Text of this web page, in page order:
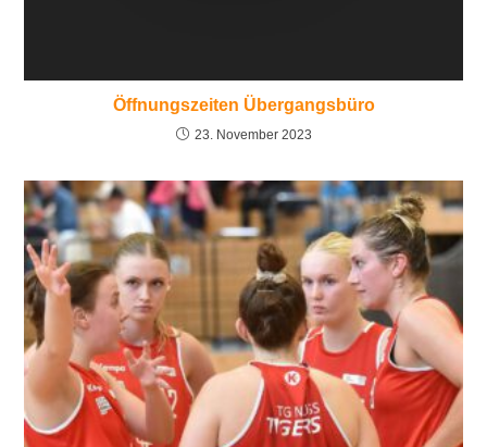
Öffnungszeiten Übergangsbüro
23. November 2023